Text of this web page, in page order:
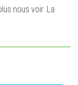
nous voir. La